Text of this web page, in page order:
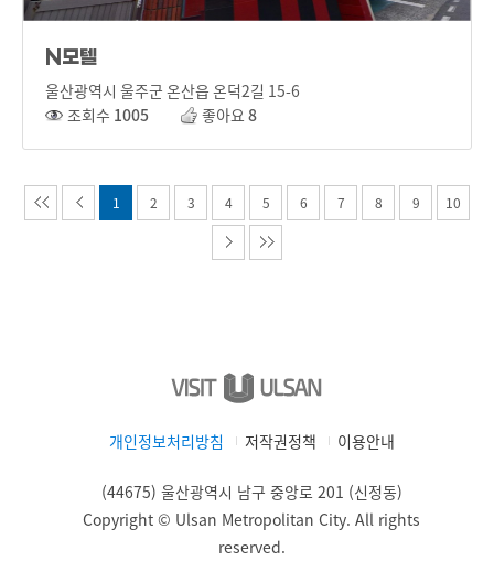
N모텔
울산광역시 울주군 온산읍 온덕2길 15-6
조회수 1005 좋아요 8
1 2 3 4 5 6 7 8 9 10
개인정보처리방침 저작권정책 이용안내
(44675) 울산광역시 남구 중앙로 201 (신정동)
Copyright © Ulsan Metropolitan City. All rights
reserved.